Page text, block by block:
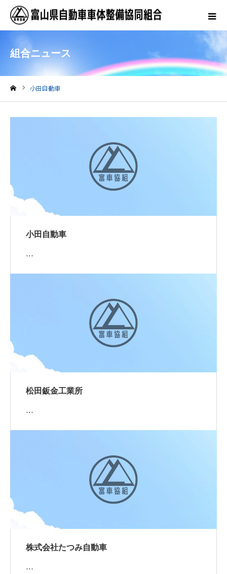
組合ニュース
小田自動車
小田自動車
…
松田鈑金工業所
…
株式会社たつみ自動車
…